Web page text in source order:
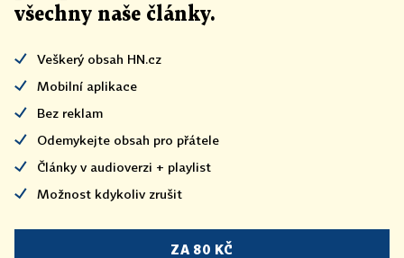
všechny naše články.
Veškerý obsah HN.cz
Mobilní aplikace
Bez reklam
Odemykejte obsah pro přátele
Články v audioverzi + playlist
Možnost kdykoliv zrušit
ZA 80 KČ